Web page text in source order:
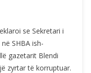
se Sekretari i
SHBA ish-
gazetarit Blendi
zyrtar të korruptuar.